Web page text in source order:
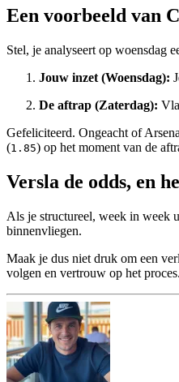
Een voorbeeld van
Stel, je analyseert op woensdag
Jouw inzet (Woensdag):
De aftrap (Zaterdag):
Gefeliciteerd. Ongeacht of
(1.85) op het moment van de
Versla de odds, en
Als je structureel, week in week
binnenvliegen.
Maak je dus niet druk om een
volgen en vertrouw op het